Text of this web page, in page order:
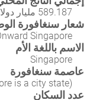
589.187 مليار دولار / 103.717 دولار (للفرد)
شعار سنغافورة
Singapore
الاسم باللغة الأم
Singapore
عاصمة سنغافورة
is a city state)
عدد السكان